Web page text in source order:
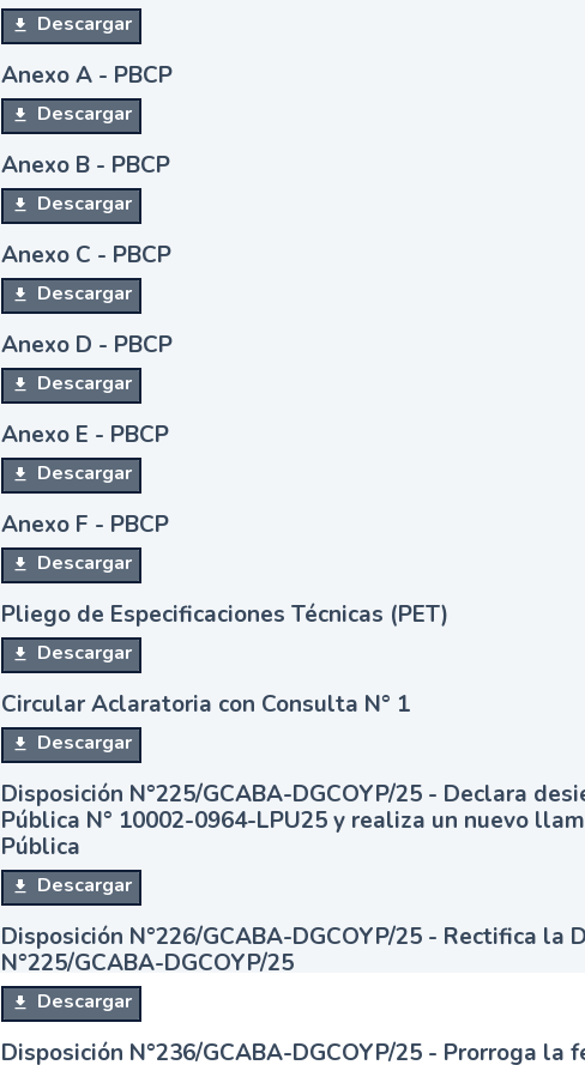
Descargar
Anexo A - PBCP
Descargar
Anexo B - PBCP
Descargar
Anexo C - PBCP
Descargar
Anexo D - PBCP
Descargar
Anexo E - PBCP
Descargar
Anexo F - PBCP
Descargar
Pliego de Especificaciones Técnicas (PET)
Descargar
Circular Aclaratoria con Consulta N° 1
Descargar
Disposición N°225/GCABA-DGCOYP/25 - Declara
Pública N° 10002-0964-LPU25 y realiza un nuevo
Pública
Descargar
Disposición N°226/GCABA-DGCOYP/25 - Rectifica la
N°225/GCABA-DGCOYP/25
Descargar
Disposición N°236/GCABA-DGCOYP/25 - Prorroga la